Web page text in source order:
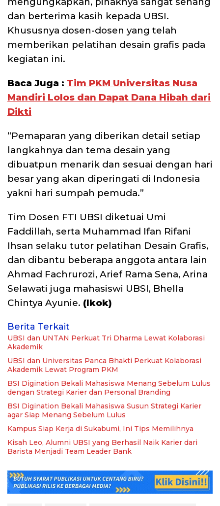
dan berterima kasih kepada UBSI.
Khususnya dosen-dosen yang telah
memberikan pelatihan desain grafis pada
kegiatan ini.
Baca Juga : Tim PKM Universitas Nusa
Mandiri Lolos dan Dapat Dana Hibah dari
Dikti
“Pemaparan yang diberikan detail setiap
langkahnya dan tema desain yang
dibuatpun menarik dan sesuai dengan hari
besar yang akan diperingati di Indonesia
yakni hari sumpah pemuda.”
Tim Dosen FTI UBSI diketuai Umi
Faddillah, serta Muhammad Ifan Rifani
Ihsan selaku tutor pelatihan Desain Grafis,
dan dibantu beberapa anggota antara lain
Ahmad Fachrurozi, Arief Rama Sena, Arina
Selawati juga mahasiswi UBSI, Bhella
Chintya Ayunie. (Ikok)
Berita Terkait
UBSI dan UNTAN Perkuat Tri Dharma Lewat Kolaborasi
Akademik
UBSI dan Universitas Panca Bhakti Perkuat Kolaborasi
Akademik Lewat Program PKM
BSI Digination Bekali Mahasiswa Menang Sebelum Lulus
dengan Strategi Karier dan Personal Branding
BSI Digination Bekali Mahasiswa Susun Strategi Karier
agar Siap Menang Sebelum Lulus
Kampus Siap Kerja di Sukabumi, Ini Tips Memilihnya
Kisah Leo, Alumni UBSI yang Berhasil Naik Karier dari
Barista Menjadi Team Leader Bank